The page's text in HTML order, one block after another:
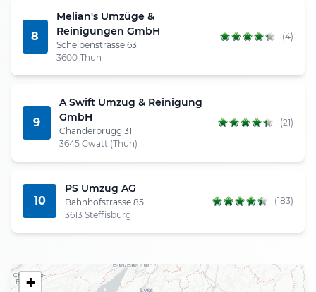
8
Melian's Umzüge &
Reinigungen GmbH
Scheibenstrasse 63
3600 Thun
(4)
9
A Swift Umzug & Reinigung
GmbH
Chanderbrügg 31
3645 Gwatt (Thun)
(21)
10
PS Umzug AG
Bahnhofstrasse 85
3613 Steffisburg
(183)
+